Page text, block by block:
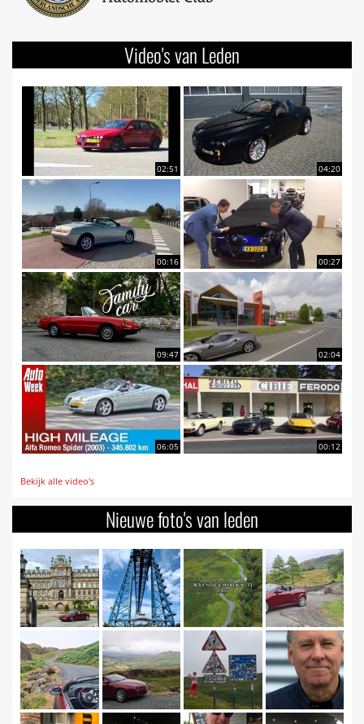
Video's van Leden
02:51 04:20
00:16 00:27
09:47 02:04
06:05 00:12
Bekijk alle video's
Nieuwe foto's van leden